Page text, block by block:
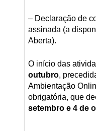
– Declaração de
assinada (a
Aberta).
O início das
outubro,
Ambientação
obrigatória, que
setembro e 4 de